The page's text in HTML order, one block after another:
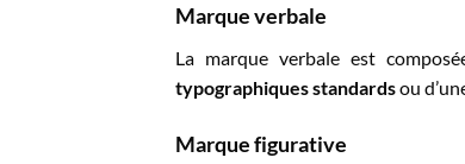
Marque verbale
La marque verbale est
typographiques standardsou
Marque figurative